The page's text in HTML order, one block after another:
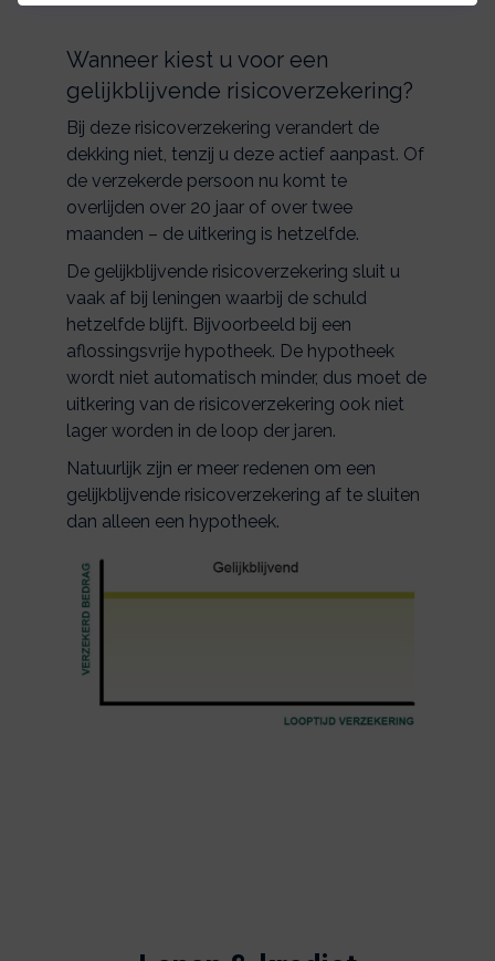
Wanneer kiest u voor een
gelijkblijvende risicoverzekering?
Bij deze risicoverzekering verandert de
dekking niet, tenzij u deze actief aanpast. Of
de verzekerde persoon nu komt te
overlijden over 20 jaar of over twee
maanden – de uitkering is hetzelfde.
De gelijkblijvende risicoverzekering sluit u
vaak af bij leningen waarbij de schuld
hetzelfde blijft. Bijvoorbeeld bij een
aflossingsvrije hypotheek. De hypotheek
wordt niet automatisch minder, dus moet de
uitkering van de risicoverzekering ook niet
lager worden in de loop der jaren.
Natuurlijk zijn er meer redenen om een
gelijkblijvende risicoverzekering af te sluiten
dan alleen een hypotheek.